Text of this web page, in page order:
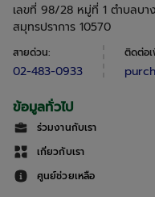
เลขที่ 98/28 หมู่ที่ 1 ตำบลบา
สมุทรปราการ 10570
สายด่วน:
02-483-0933
ติดต่อ
ข้อมูลทั่วไป
ร่วมงานกับเรา
เกี่ยวกับเรา
ศูนย์ช่วยเหลือ